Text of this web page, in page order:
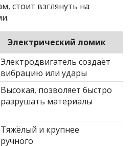
стоит взглянуть на
Электрический ломик
Электродвигатель создаёт
вибрацию или удары
Высокая, позволяет быстро
разрушать материалы
Тяжёлый и крупнее
ручного